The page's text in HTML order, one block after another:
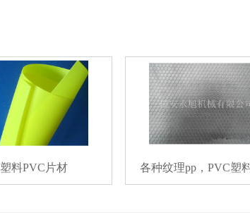
塑料PVC片材 各种纹理pp，PVC塑